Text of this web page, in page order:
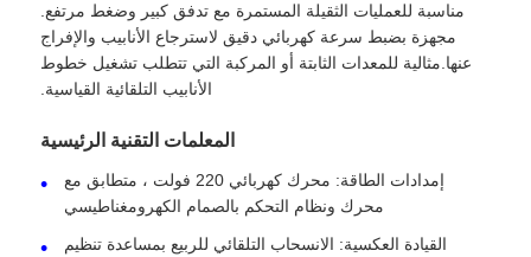
شاحنة ناقلة زيت الوقود
شاحنة تنظيف الصرف الصحي
مناسبة للعمليات الثقيلة المستمرة مع تدفق كبير وضغط مرتفع.
مجهزة بضبط سرعة كهربائي دقيق لاسترجاع الأنابيب والإفراج
عنها.مثالية للمعدات الثابتة أو المركبة التي تتطلب تشغيل خطوط
الأنابيب التلقائية القياسية.
المعلمات التقنية الرئيسية
إمدادات الطاقة: محرك كهربائي 220 فولت ، متطابق مع
محرك ونظام التحكم بالصمام الكهرومغناطيسي
القيادة العكسية: الانسحاب التلقائي للربيع بمساعدة تنظيم